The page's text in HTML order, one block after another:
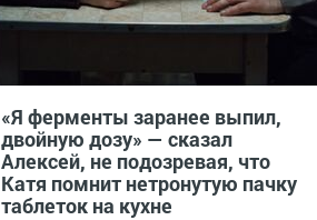
«Я ферменты заранее выпил,
двойную дозу» — сказал
Алексей, не подозревая, что
Катя помнит нетронутую пачку
таблеток на кухне